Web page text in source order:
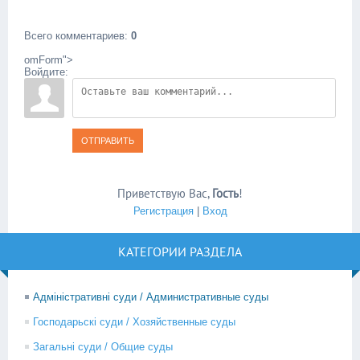
Всего комментариев: 0
omForm">
Войдите:
ОТПРАВИТЬ
Приветствую Вас, Гость!
Регистрация| Вход
КАТЕГОРИИ РАЗДЕЛА
Адміністративні суди / Административные суды
Господарьскі суди / Хозяйственные суды
Загальні суди / Общие суды